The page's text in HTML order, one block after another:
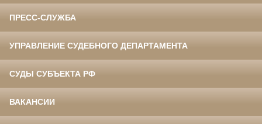
ПРЕСС-СЛУЖБА
УПРАВЛЕНИЕ СУДЕБНОГО ДЕПАРТАМЕНТА
СУДЫ СУБЪЕКТА РФ
ВАКАНСИИ